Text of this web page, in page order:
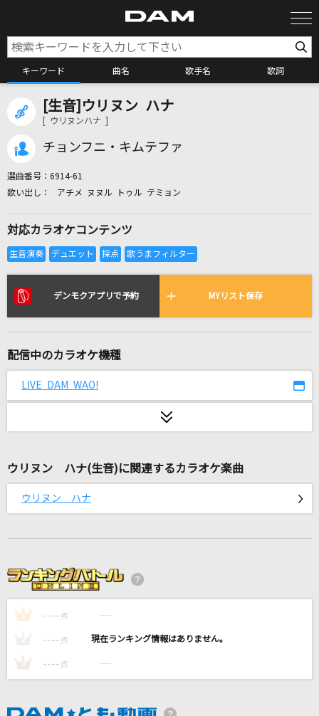
キーワード 曲名 歌手名 歌詞
カラオケ検索
全国りれき
リアルタイムで歌われている曲の一覧
好きだよ
島人ぬ宝
[生音]さよならエレジー
菅田将暉
[生音]水平線
月に吠える
ヨルシカ
風輪
[生音]ウリヌン ハナ
[ ウリヌンハナ ]
チョンフニ・キムテファ
選曲番号： 6914-61
アチメ ヌヌル トゥル テミョン
対応カラオケコンテンツ
デンモクアプリで予約 MYリスト保存
配信中のカラオケ機種
LIVE DAM WAO!
ウリヌン ハナ(生音)に関連するカラオケ楽曲
ウリヌン ハナ
1 ---- 点 ----
---- 点 ----
3 ---- 点 ----